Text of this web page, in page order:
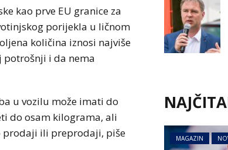
kao prve EU granice za
porijekla u ličnom
količina iznosi najviše
potrošnji i da nema
u vozilu može imati do
do osam kilograma, ali
prodaji ili preprodaji, piše
MAGAZIN